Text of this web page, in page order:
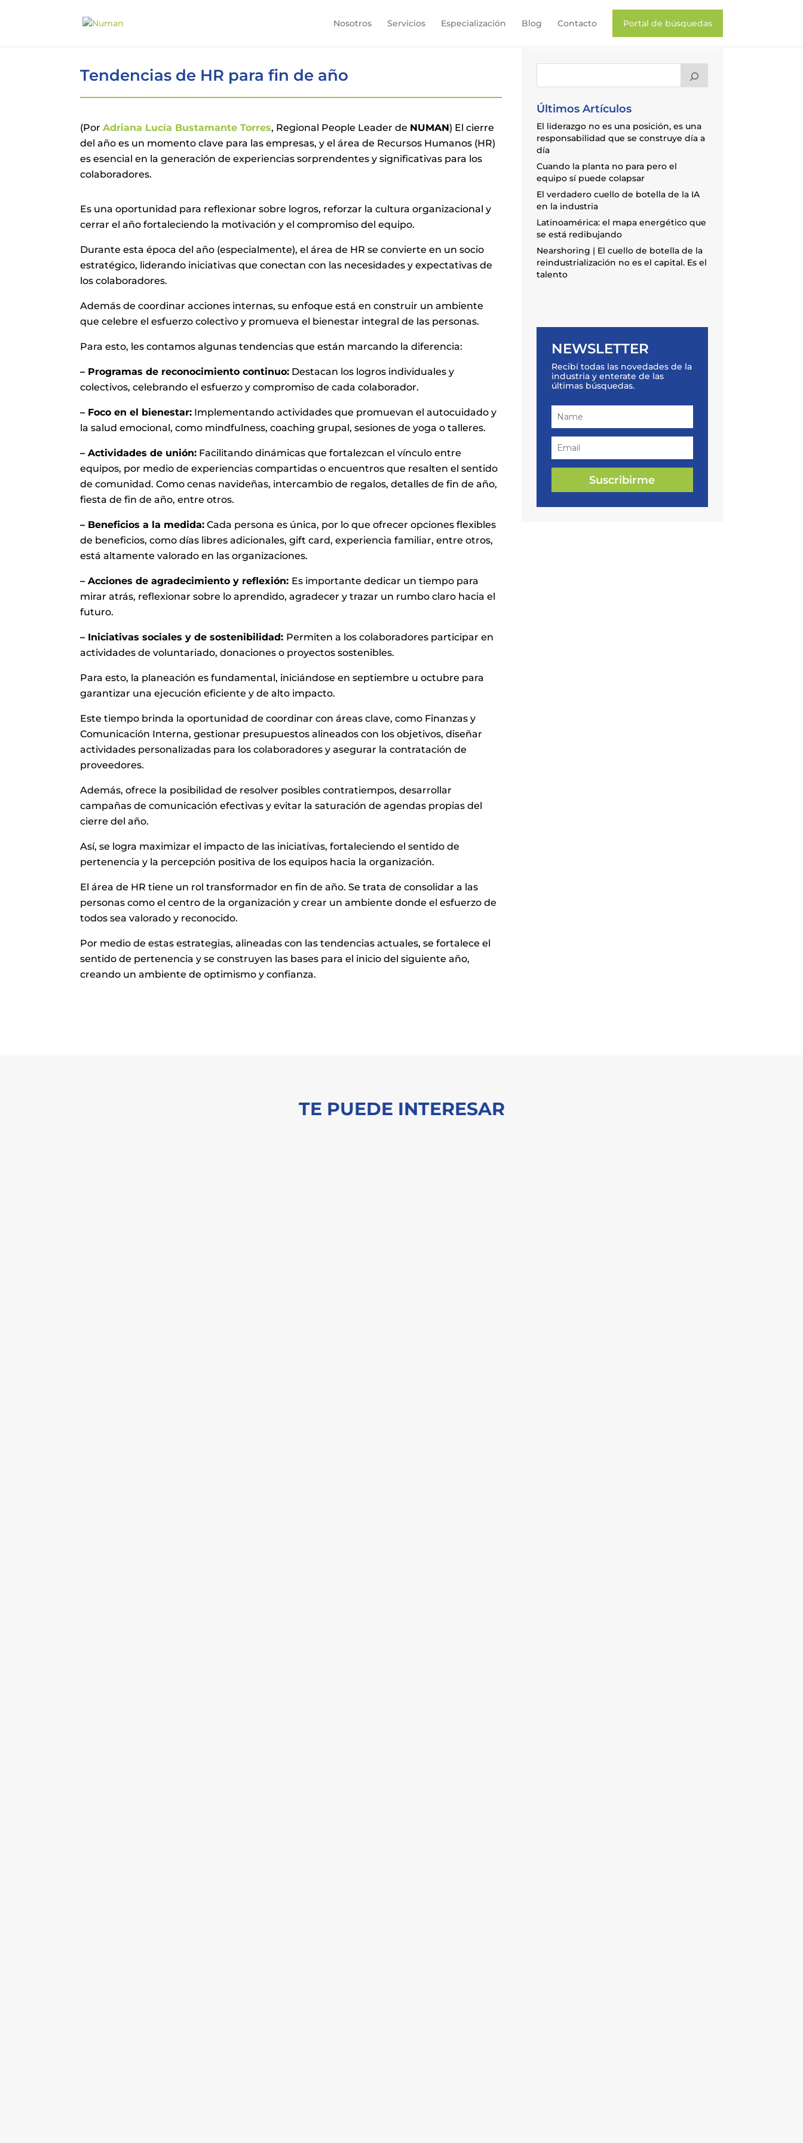
Nosotros Servicios Especialización Blog Contacto Portal de búsquedas
Tendencias de HR para fin de año
(PorAdriana Lucía Bustamante Torres, Regional People Leader de NUMAN) El cierre
del año es un momento clave para las empresas, y el área de Recursos Humanos (HR)
es esencial en la generación de experiencias sorprendentes y significativas para los
colaboradores.
Es una oportunidad para reflexionar sobre logros, reforzar la cultura organizacional y
cerrar el año fortaleciendo la motivación y el compromiso del equipo.
Durante esta época del año (especialmente), el área de HR se convierte en un socio
estratégico, liderando iniciativas que conectan con las necesidades y expectativas de
los colaboradores.
Además de coordinar acciones internas, su enfoque está en construir un ambiente
que celebre el esfuerzo colectivo y promueva el bienestar integral de las personas.
Para esto, les contamos algunas tendencias que están marcando la diferencia:
– Programas de reconocimiento continuo: Destacan los logros individuales y
colectivos, celebrando el esfuerzo y compromiso de cada colaborador.
– Foco en el bienestar: Implementando actividades que promuevan el autocuidado y
la salud emocional, como mindfulness, coaching grupal, sesiones de yoga o talleres.
– Actividades de unión: Facilitando dinámicas que fortalezcan el vínculo entre
equipos, por medio de experiencias compartidas o encuentros que resalten el sentido
de comunidad. Como cenas navideñas, intercambio de regalos, detalles de fin de año,
fiesta de fin de año, entre otros.
– Beneficios a la medida: Cada persona es única, por lo que ofrecer opciones flexibles
de beneficios, como días libres adicionales, gift card, experiencia familiar, entre otros,
está altamente valorado en las organizaciones.
– Acciones de agradecimiento y reflexión: Es importante dedicar un tiempo para
mirar atrás, reflexionar sobre lo aprendido, agradecer y trazar un rumbo claro hacia el
futuro.
– Iniciativas sociales y de sostenibilidad: Permiten a los colaboradores participar en
actividades de voluntariado, donaciones o proyectos sostenibles.
Para esto, la planeación es fundamental, iniciándose en septiembre u octubre para
garantizar una ejecución eficiente y de alto impacto.
Este tiempo brinda la oportunidad de coordinar con áreas clave, como Finanzas y
Comunicación Interna, gestionar presupuestos alineados con los objetivos, diseñar
actividades personalizadas para los colaboradores y asegurar la contratación de
proveedores.
Además, ofrece la posibilidad de resolver posibles contratiempos, desarrollar
campañas de comunicación efectivas y evitar la saturación de agendas propias del
cierre del año.
Así, se logra maximizar el impacto de las iniciativas, fortaleciendo el sentido de
pertenencia y la percepción positiva de los equipos hacia la organización.
El área de HR tiene un rol transformador en fin de año. Se trata de consolidar a las
personas como el centro de la organización y crear un ambiente donde el esfuerzo de
todos sea valorado y reconocido.
Por medio de estas estrategias, alineadas con las tendencias actuales, se fortalece el
sentido de pertenencia y se construyen las bases para el inicio del siguiente año,
creando un ambiente de optimismo y confianza.
Últimos Artículos
El liderazgo no es una posición, es una
responsabilidad que se construye día a
día
Cuando la planta no para pero el
equipo sí puede colapsar
El verdadero cuello de botella de la IA
en la industria
Latinoamérica: el mapa energético que
se está redibujando
Nearshoring | El cuello de botella de la
reindustrialización no es el capital. Es el
talento
NEWSLETTER
Recibí todas las novedades de la
industria y enterate de las
últimas búsquedas.
Suscribirme
TE PUEDE INTERESAR